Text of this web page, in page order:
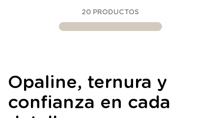
20 PRODUCTOS
Opaline, ternura y
confianza en cada